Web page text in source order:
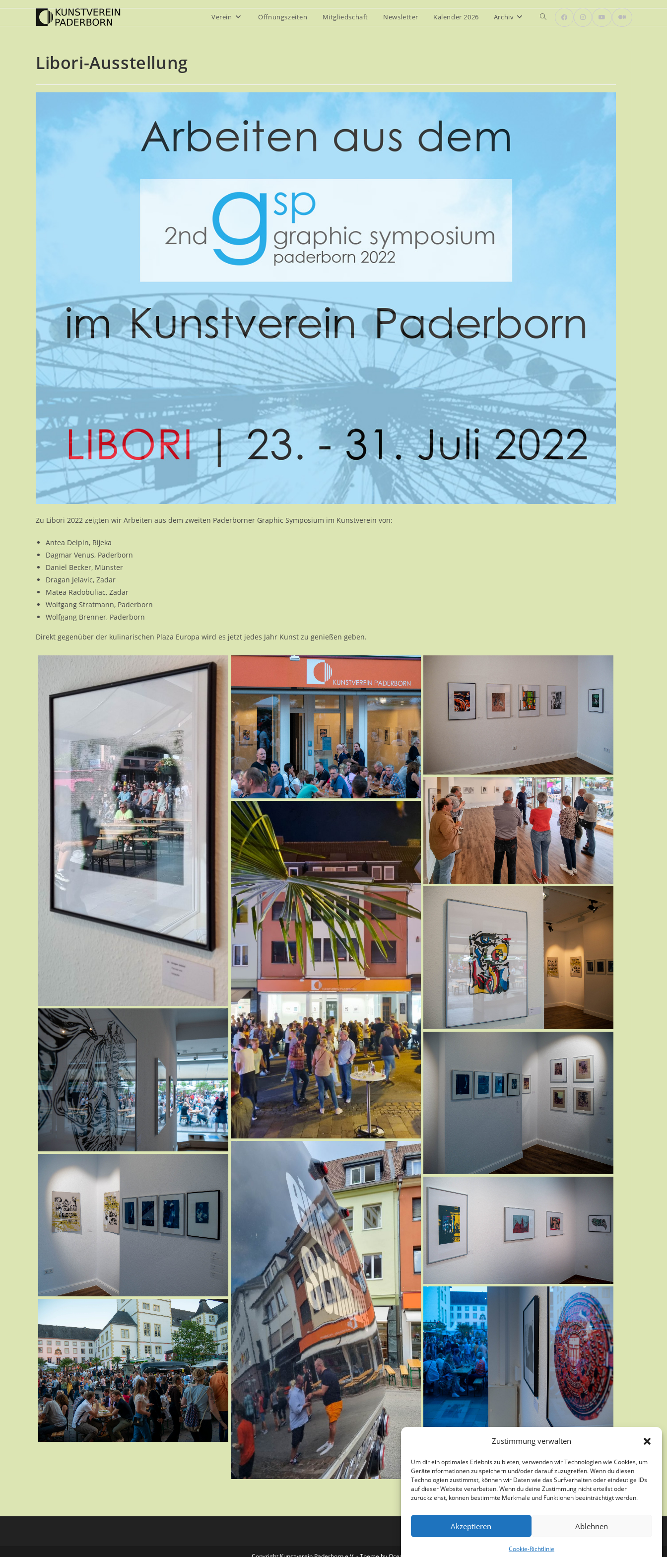
Zustimmung verwalten
Um dir ein optimales Erlebnis zu bieten, verwenden wir Technologien wie Cookies, um
Geräteinformationen zu speichern und/oder darauf zuzugreifen. Wenn du diesen
Technologien zustimmst, können wir Daten wie das Surfverhalten oder eindeutige IDs
auf dieser Website verarbeiten. Wenn du deine Zustimmung nicht erteilst oder
zurückziehst, können bestimmte Merkmale und Funktionen beeinträchtigt werden.
Akzeptieren Ablehnen
Cookie-Richtlinie
Zum
Verein Öffnungszeiten Mitgliedschaft Newsletter Kalender 2026 Archiv
Website-
Libori-Ausstellung
Zu Libori 2022 zeigten wir Arbeiten aus dem zweiten Paderborner Graphic Symposium im Kunstverein von:
Antea Delpin, Rĳeka
Dagmar Venus, Paderborn
Daniel Becker, Münster
Dragan Jelavic, Zadar
Matea Radobuliac, Zadar
Wolfgang Stratmann, Paderborn
Wolfgang Brenner, Paderborn
Direkt gegenüber der kulinarischen Plaza Europa wird es jetzt jedes Jahr Kunst zu genießen geben.